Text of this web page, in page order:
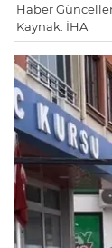
Haber
Kaynak: İHA